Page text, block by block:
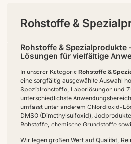
Rohstoffe &
Rohstoffe & Spezialprodukte
Lösungen für vielfältige
In unserer Kategorie Rohstoffe &
eine sorgfältig ausgewählte Auswahl
Spezialrohstoffe, Laborlösungen und
unterschiedlichste
umfasst unter anderem Chlordioxid-
DMSO (Dimethylsulfoxid),
Rohstoffe, chemische Grundstoffe
Wir legen großen Wert auf Qualität,